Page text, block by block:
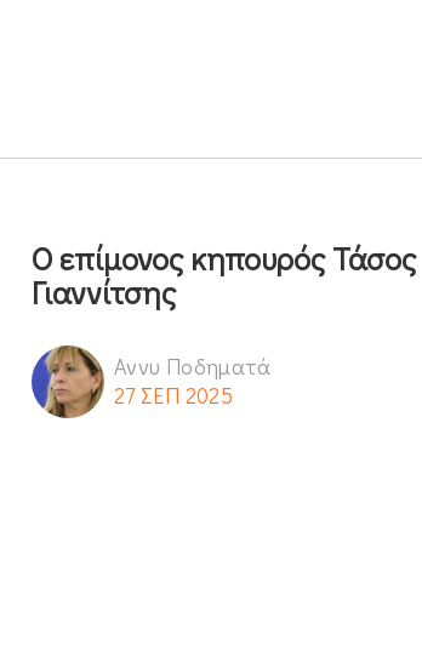
Ο επίμονος κηπουρός Τάσος
Γιαννίτσης
Αννυ Ποδηματά
27 ΣΕΠ 2025